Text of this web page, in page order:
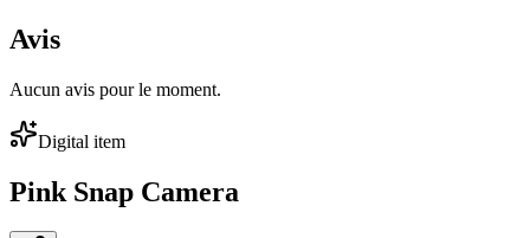
Avis
Aucun avis pour le moment.
Digital item
Pink Snap Camera